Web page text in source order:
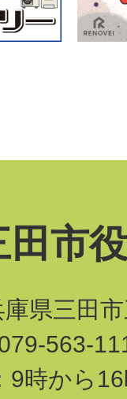
田市
県三田市
563-
9時から